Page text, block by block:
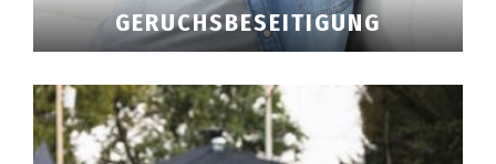
GERUCHSBESEITIGUNG